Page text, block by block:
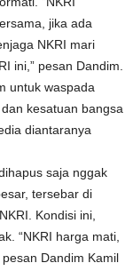
jika ada
NKRI mari
ini,” pesan Dandim.
untuk waspada
kesatuan bangsa
diantaranya
saja nggak
tersebar di
Kondisi ini,
“NKRI harga mati,
Dandim Kamil